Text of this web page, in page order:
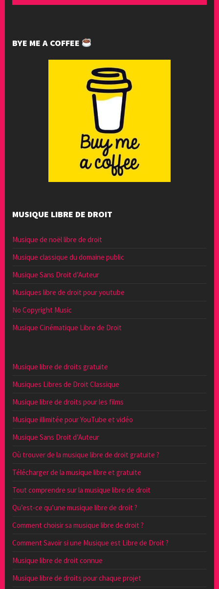
BYE ME A COFFEE
MUSIQUE LIBRE DE DROIT
Musique de noël libre de droit
Musique classique du domaine public
Musique Sans Droit d’Auteur
Musiques libre de droit pour youtube
No Copyright Music
Musique Cinématique Libre de Droit
Musique libre de droits gratuite
Musiques Libres de Droit Classique
Musique libre de droits pour les films
Musique illimitée pour YouTube et vidéo
Musique Sans Droit d’Auteur
Où trouver de la musique libre de droit gratuite ?
Télécharger de la musique libre et gratuite
Tout comprendre sur la musique libre de droit
Qu’est-ce qu’une musique libre de droit ?
Comment choisir sa musique libre de droit ?
Comment Savoir si une Musique est Libre de Droit ?
Musique libre de droit connue
Musique libre de droits pour chaque projet